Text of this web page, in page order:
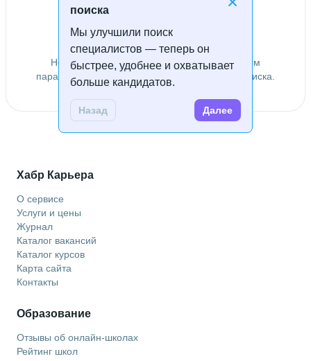
поиска
Мы улучшили поиск
специалистов — теперь он
быстрее, удобнее и охватывает
больше кандидатов.
Назад Далее
Специалисты не найдены
Не удалось найти специалистов по заданным
параметрам. Попробуйте изменить условия поиска.
Хабр Карьера
О сервисе
Услуги и цены
Журнал
Каталог вакансий
Каталог курсов
Карта сайта
Контакты
Образование
Отзывы об онлайн-школах
Рейтинг школ